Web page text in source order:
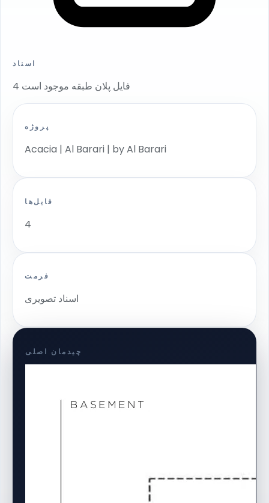
اسناد
4 فایل پلان طبقه موجود است
پروژه
Acacia | Al Barari | by Al Barari
فایل‌ها
4
فرمت
اسناد تصویری
چیدمان اصلی